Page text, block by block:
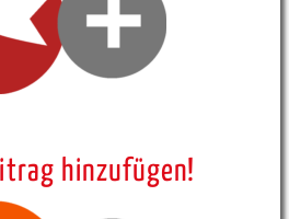
hinzufügen!